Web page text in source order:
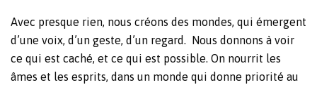
Avec presque rien, nous créons des mondes, qui émergent
d’une voix, d’un geste, d’un regard. Nous donnons à voir
ce qui est caché, et ce qui est possible. On nourrit les
âmes et les esprits, dans un monde qui donne priorité au